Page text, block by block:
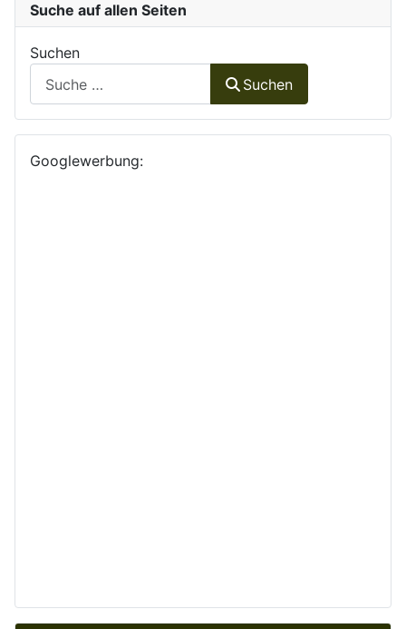
Suche auf allen Seiten
Suchen
Suchen
Googlewerbung: